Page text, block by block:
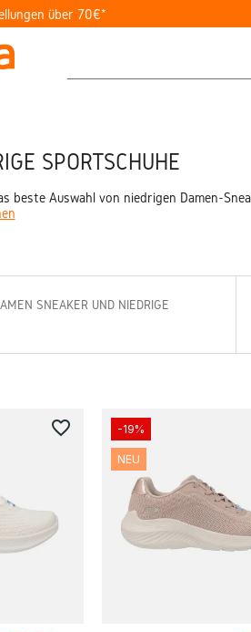
über 70€*
SPORTSCHUHE
Auswahl von niedrigen Damen-
SNEAKER UND NIEDRIGE
favorite_border -19%
NEU